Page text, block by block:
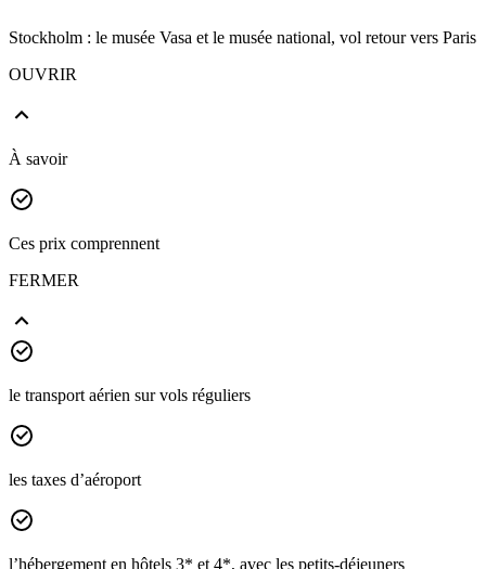
Stockholm : le musée Vasa et le musée national, vol retour vers Paris
OUVRIR
À savoir
Ces prix comprennent
FERMER
le transport aérien sur vols réguliers
les taxes d’aéroport
l’hébergement en hôtels 3* et 4*, avec les petits-déjeuners